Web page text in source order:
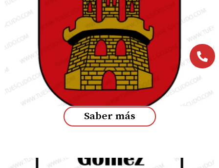
Saber más